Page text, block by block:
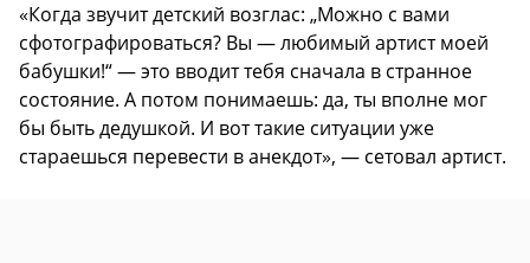
«Когда звучит детский возглас: „Можно с вами
сфотографироваться? Вы — любимый артист моей
бабушки!“ — это вводит тебя сначала в странное
состояние. А потом понимаешь: да, ты вполне мог
бы быть дедушкой. И вот такие ситуации уже
стараешься перевести в анекдот», — сетовал артист.